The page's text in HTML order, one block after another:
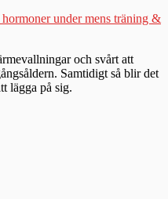
under mens träning &
och svårt att
Samtidigt så blir det
lägga på sig.